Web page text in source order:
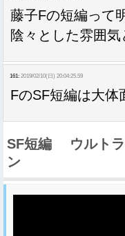
藤子Fの短編って
陰々とした雰囲
161: 2019/02/10(日) 20:04:25.59
FのSF短編は大体
SF短編 ウルトラ
ン